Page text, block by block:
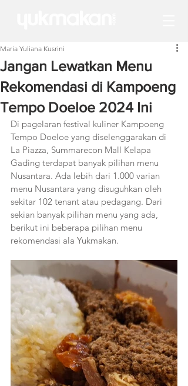
Jangan Lewatkan Menu
Rekomendasi di Kampoeng
Tempo Doeloe 2024 Ini
Maria Yuliana Kusrini
Di pagelaran festival kuliner Kampoeng
Tempo Doeloe yang diselenggarakan di
La Piazza, Summarecon Mall Kelapa
Gading terdapat banyak pilihan menu
Nusantara. Ada lebih dari 1.000 varian
menu Nusantara yang disuguhkan oleh
sekitar 102 tenant atau pedagang. Dari
sekian banyak pilihan menu yang ada,
berikut ini beberapa pilihan menu
rekomendasi ala Yukmakan.